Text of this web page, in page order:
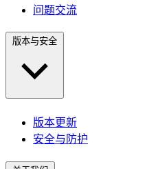
问题交流
版本与安全
版本更新
安全与防护